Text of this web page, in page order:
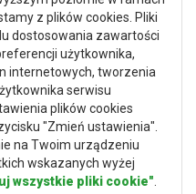
z plików cookies. Pliki
dostosowania zawartości
użytkownika,
internetowych, tworzenia
serwisu
plików cookies
"Zmień ustawienia".
na Twoim urządzeniu
wskazanych wyżej
wszystkie pliki cookie"